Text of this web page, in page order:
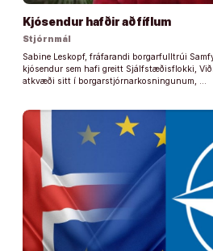
Kjósendur hafðir að fíflum
Stjórnmál
Sabine Leskopf, fráfarandi borgarfulltrúi
kjósendur sem hafi greitt Sjálfstæðisflokki,
atkvæði sitt í borgarstjórnarkosningunum, …